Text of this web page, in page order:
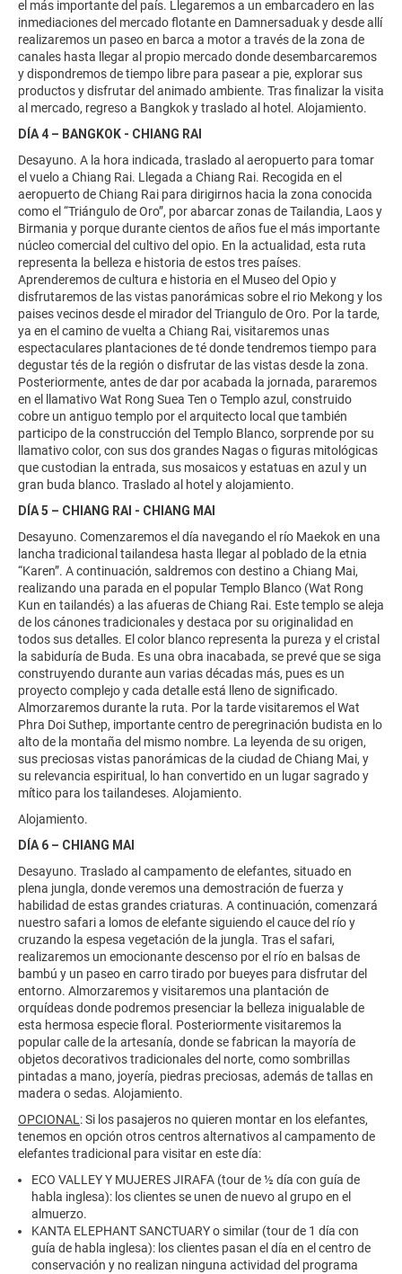
el más importante del país. Llegaremos a un embarcadero en las
inmediaciones del mercado flotante en Damnersaduak y desde allí
realizaremos un paseo en barca a motor a través de la zona de
canales hasta llegar al propio mercado donde desembarcaremos
y dispondremos de tiempo libre para pasear a pie, explorar sus
productos y disfrutar del animado ambiente. Tras finalizar la visita
al mercado, regreso a Bangkok y traslado al hotel. Alojamiento.
DÍA 4 – BANGKOK - CHIANG RAI
Desayuno. A la hora indicada, traslado al aeropuerto para tomar
el vuelo a Chiang Rai. Llegada a Chiang Rai. Recogida en el
aeropuerto de Chiang Rai para dirigirnos hacia la zona conocida
como el “Triángulo de Oro”, por abarcar zonas de Tailandia, Laos y
Birmania y porque durante cientos de años fue el más importante
núcleo comercial del cultivo del opio. En la actualidad, esta ruta
representa la belleza e historia de estos tres países.
Aprenderemos de cultura e historia en el Museo del Opio y
disfrutaremos de las vistas panorámicas sobre el rio Mekong y los
paises vecinos desde el mirador del Triangulo de Oro. Por la tarde,
ya en el camino de vuelta a Chiang Rai, visitaremos unas
espectaculares plantaciones de té donde tendremos tiempo para
degustar tés de la región o disfrutar de las vistas desde la zona.
Posteriormente, antes de dar por acabada la jornada, pararemos
en el llamativo Wat Rong Suea Ten o Templo azul, construido
cobre un antiguo templo por el arquitecto local que también
participo de la construcción del Templo Blanco, sorprende por su
llamativo color, con sus dos grandes Nagas o figuras mitológicas
que custodian la entrada, sus mosaicos y estatuas en azul y un
gran buda blanco. Traslado al hotel y alojamiento.
DÍA 5 – CHIANG RAI - CHIANG MAI
Desayuno. Comenzaremos el día navegando el río Maekok en una
lancha tradicional tailandesa hasta llegar al poblado de la etnia
“Karen”. A continuación, saldremos con destino a Chiang Mai,
realizando una parada en el popular Templo Blanco (Wat Rong
Kun en tailandés) a las afueras de Chiang Rai. Este templo se aleja
de los cánones tradicionales y destaca por su originalidad en
todos sus detalles. El color blanco representa la pureza y el cristal
la sabiduría de Buda. Es una obra inacabada, se prevé que se siga
construyendo durante aun varias décadas más, pues es un
proyecto complejo y cada detalle está lleno de significado.
Almorzaremos durante la ruta. Por la tarde visitaremos el Wat
Phra Doi Suthep, importante centro de peregrinación budista en lo
alto de la montaña del mismo nombre. La leyenda de su origen,
sus preciosas vistas panorámicas de la ciudad de Chiang Mai, y
su relevancia espiritual, lo han convertido en un lugar sagrado y
mítico para los tailandeses. Alojamiento.
Alojamiento.
DÍA 6 – CHIANG MAI
Desayuno. Traslado al campamento de elefantes, situado en
plena jungla, donde veremos una demostración de fuerza y
habilidad de estas grandes criaturas. A continuación, comenzará
nuestro safari a lomos de elefante siguiendo el cauce del río y
cruzando la espesa vegetación de la jungla. Tras el safari,
realizaremos un emocionante descenso por el río en balsas de
bambú y un paseo en carro tirado por bueyes para disfrutar del
entorno. Almorzaremos y visitaremos una plantación de
orquídeas donde podremos presenciar la belleza inigualable de
esta hermosa especie floral. Posteriormente visitaremos la
popular calle de la artesanía, donde se fabrican la mayoría de
objetos decorativos tradicionales del norte, como sombrillas
pintadas a mano, joyería, piedras preciosas, además de tallas en
madera o sedas. Alojamiento.
OPCIONAL: Si los pasajeros no quieren montar en los elefantes,
tenemos en opción otros centros alternativos al campamento de
elefantes tradicional para visitar en este día:
ECO VALLEY Y MUJERES JIRAFA (tour de ½ día con guía de
habla inglesa): los clientes se unen de nuevo al grupo en el
almuerzo.
KANTA ELEPHANT SANCTUARY o similar (tour de 1 día con
guía de habla inglesa): los clientes pasan el día en el centro de
conservación y no realizan ninguna actividad del programa